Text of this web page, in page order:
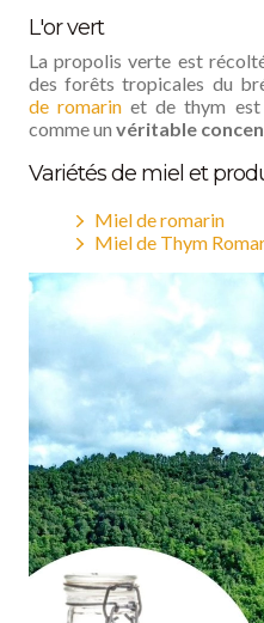
L'or vert
La propolis verte est
des forêts tropicales du
de romarin et de thym
comme un véritable
Variétés de miel et
Miel de romarin
Miel de Thym